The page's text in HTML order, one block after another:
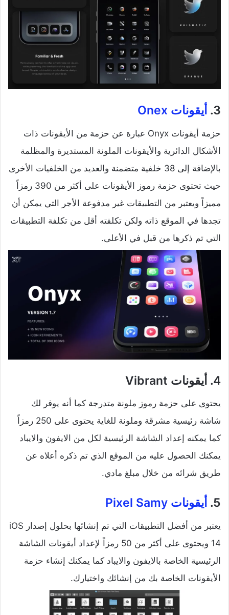
3. أيقونات Onex
حزمة أيقونات Onyx عبارة عن حزمة من الأيقونات ذات
الأشكال الدائرية والأيقونات الملونة المستديرة والمظلمة
بالإضافة إلى 38 خلفية متضمنة والعديد من الخلفيات الأخرى
حيث تحتوى حزمة رموز الأيقونات على أكثر من 390 رمزاً
مميزاً ويعتبر من التطبيقات غير مدفوعة الأجر التي يمكن أن
تجدها في الموقع ذاته ولكن تكلفته أقل من تكلفة التطبيقات
التي تم ذكرها من قبل في الأعلى.
4. أيقونات Vibrant
يحتوى على حزمة رموز ملونة متدرجة كما أنه يوفر لك
شاشة رئيسية مشرقة وملونة للغاية يحتوى على 250 رمزاً
كما يمكنه إعداد الشاشة الرئيسية لكل من الايفون والايباد
يمكنك الحصول عليه من الموقع الذي تم ذكره أعلاه عن
طريق شرائه من خلال مبلغ مادي.
5. أيقونات Pixel Samy
يعتبر من أفضل التطبيقات التي تم إنشائها بحلول إصدار iOS
14 ويحتوى على أكثر من 50 رمزاً لإعداد أيقونات الشاشة
الرئيسية الخاصة بالايفون والايباد كما يمكنك إنشاء حزمة
الأيقونات الخاصة بك من إنشائك واختيارك.